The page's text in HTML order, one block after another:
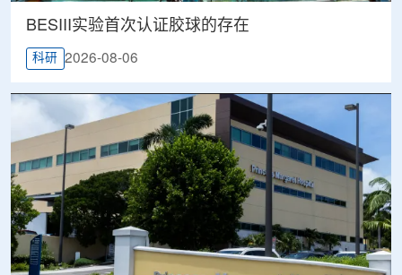
BESIII实验首次认证胶球的存在
科研 2026-08-06